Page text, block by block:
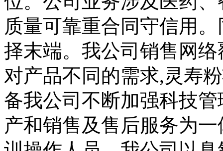
质量可靠重合同守信用
择末端。我公司销售网
对产品不同的需求,灵寿
备我公司不断加强科技
产和销售及售后服务为